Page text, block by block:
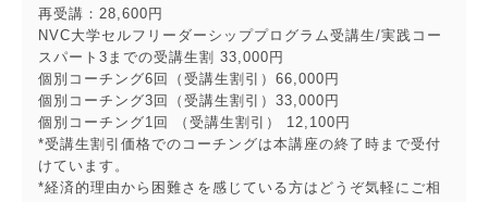
再受講：28,600円
NVC大学セルフリーダーシッププログラム受講生/実践コー
スパート3までの受講生割 33,000円
個別コーチング6回（受講生割引）66,000円
個別コーチング3回（受講生割引）33,000円
個別コーチング1回 （受講生割引） 12,100円
*受講生割引価格でのコーチングは本講座の終了時まで受付
けています。
*経済的理由から困難さを感じている方はどうぞ気軽にご相